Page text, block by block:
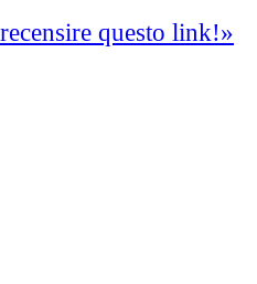
questo link!»